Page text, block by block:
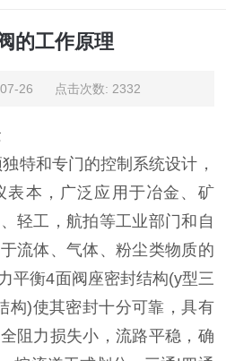
的工作原理
07-26 点击次数: 2332
特和专门的控制系统设计，
表本，广泛应用于冶金、矿
轻工，航拍等工业部门和自
流体、气体、粉尘类物质的
平衡4面阀座密封结构(y型三
构)使其密封十分可靠，具有
阻力损失小，流路平稳，确